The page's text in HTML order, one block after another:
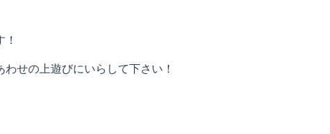
せの上遊びにいらして下さい！